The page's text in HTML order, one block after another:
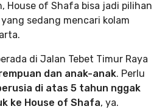
House of Shafa bisa jadi pilihan
sedang mencari kolam
di Jalan Tebet Timur Raya
dan anak-anak. Perlu
di atas 5 tahun nggak
ke House of Shafa, ya.